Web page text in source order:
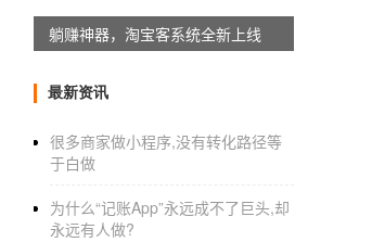
躺赚神器，淘宝客系统全新上线
最新资讯
很多商家做小程序,没有转化路径等
于白做
为什么“记账App”永远成不了巨头,却
永远有人做?